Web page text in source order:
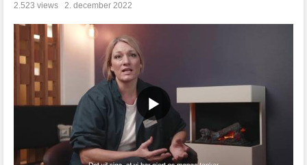
2.523 views 2. december 2022